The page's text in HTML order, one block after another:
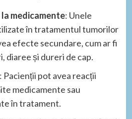
medicamente: Unele
în tratamentul tumorilor
efecte secundare, cum ar fi
diaree și dureri de cap.
Pacienții pot avea reacții
medicamente sau
în tratament.